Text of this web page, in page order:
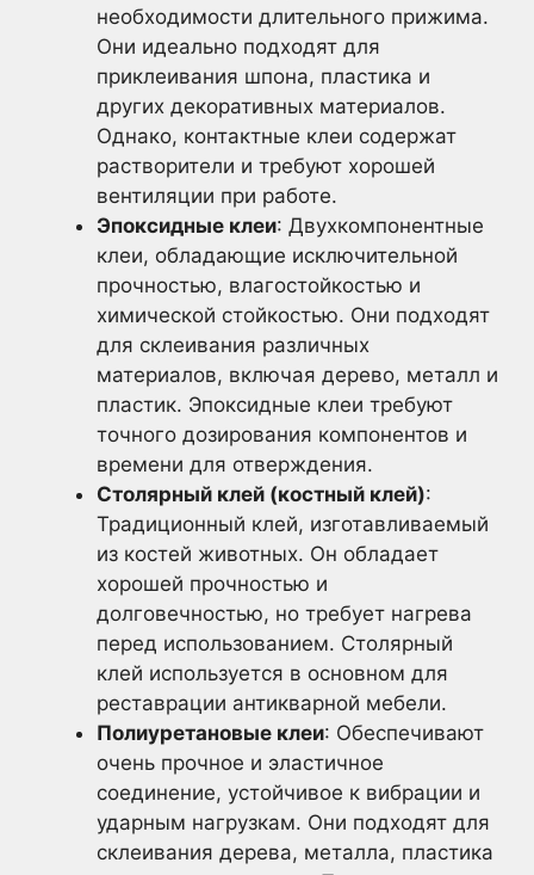
необходимости длительного прижима.
Они идеально подходят для
приклеивания шпона, пластика и
других декоративных материалов.
Однако, контактные клеи содержат
растворители и требуют хорошей
вентиляции при работе.
Эпоксидные клеи: Двухкомпонентные
клеи, обладающие исключительной
прочностью, влагостойкостью и
химической стойкостью. Они подходят
для склеивания различных
материалов, включая дерево, металл и
пластик. Эпоксидные клеи требуют
точного дозирования компонентов и
времени для отверждения.
Столярный клей (костный клей):
Традиционный клей, изготавливаемый
из костей животных. Он обладает
хорошей прочностью и
долговечностью, но требует нагрева
перед использованием. Столярный
клей используется в основном для
реставрации антикварной мебели.
Полиуретановые клеи: Обеспечивают
очень прочное и эластичное
соединение, устойчивое к вибрации и
ударным нагрузкам. Они подходят для
склеивания дерева, металла, пластика